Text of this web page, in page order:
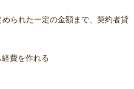
られた一定の金額まで、契約者貸
費を作れる